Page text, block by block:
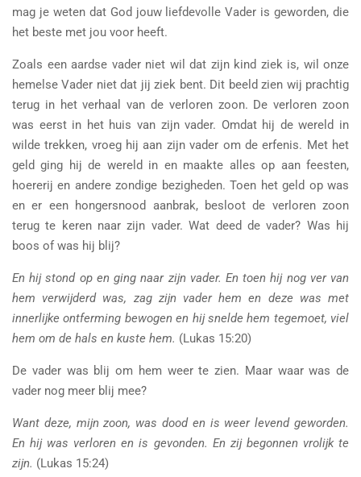
mag je weten dat God jouw liefdevolle Vader is geworden, die
het beste met jou voor heeft.
Zoals een aardse vader niet wil dat zijn kind ziek is, wil onze
hemelse Vader niet dat jij ziek bent. Dit beeld zien wij prachtig
terug in het verhaal van de verloren zoon. De verloren zoon
was eerst in het huis van zijn vader. Omdat hij de wereld in
wilde trekken, vroeg hij aan zijn vader om de erfenis. Met het
geld ging hij de wereld in en maakte alles op aan feesten,
hoererij en andere zondige bezigheden. Toen het geld op was
en er een hongersnood aanbrak, besloot de verloren zoon
terug te keren naar zijn vader. Wat deed de vader? Was hij
boos of was hij blij?
En hij stond op en ging naar zijn vader. En toen hij nog ver van
hem verwijderd was, zag zijn vader hem en deze was met
innerlijke ontferming bewogen en hij snelde hem tegemoet, viel
hem om de hals en kuste hem. (Lukas 15:20)
De vader was blij om hem weer te zien. Maar waar was de
vader nog meer blij mee?
Want deze, mijn zoon, was dood en is weer levend geworden.
En hij was verloren en is gevonden. En zij begonnen vrolijk te
zijn. (Lukas 15:24)